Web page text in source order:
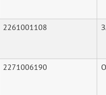
2261001108
2271006190